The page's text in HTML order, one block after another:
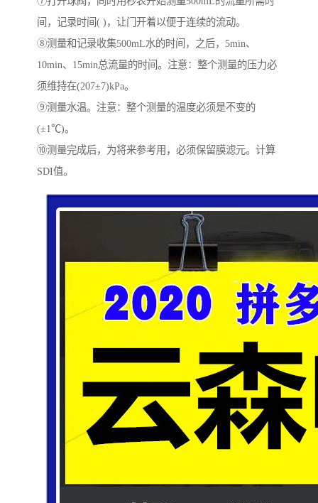
间，记录时间( )，让门开着以便于连续的流动。
⑧测量和记录收集500mL水的时间，之后，5min、
10min、15min总流量的时间。注意：整个测量的压力必
须维持在(207±7)kPa。
⑨测量水温。注意：整个测量的温度必须是不变的
(±1℃)。
⑩测量完成后，为将来参考用，必须保留膜滤元。计算
SDI值。